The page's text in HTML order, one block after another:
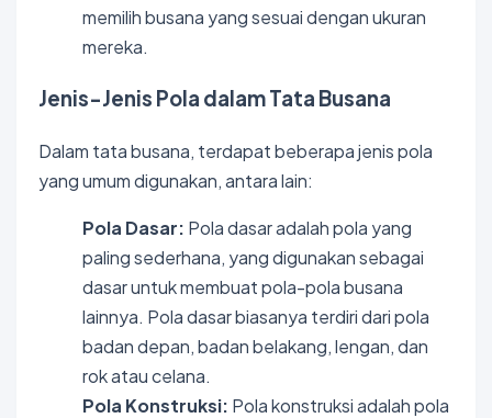
memilih busana yang sesuai dengan ukuran
mereka.
Jenis-Jenis Pola dalam Tata Busana
Dalam tata busana, terdapat beberapa jenis pola
yang umum digunakan, antara lain:
Pola Dasar: Pola dasar adalah pola yang
paling sederhana, yang digunakan sebagai
dasar untuk membuat pola-pola busana
lainnya. Pola dasar biasanya terdiri dari pola
badan depan, badan belakang, lengan, dan
rok atau celana.
Pola Konstruksi: Pola konstruksi adalah pola